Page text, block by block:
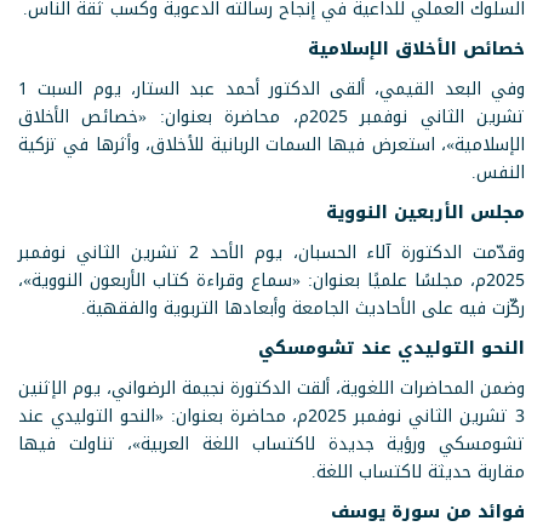
السلوك العملي للداعية في إنجاح رسالته الدعوية وكسب ثقة الناس.
خصائص الأخلاق الإسلامية
وفي البعد القيمي، ألقى الدكتور أحمد عبد الستار، يوم السبت 1
تشرين الثاني نوفمبر 2025م، محاضرة بعنوان: «خصائص الأخلاق
الإسلامية»، استعرض فيها السمات الربانية للأخلاق، وأثرها في تزكية
النفس.
مجلس الأربعين النووية
وقدّمت الدكتورة آلاء الحسبان، يوم الأحد 2 تشرين الثاني نوفمبر
2025م، مجلسًا علميًا بعنوان: «سماع وقراءة كتاب الأربعون النووية»،
ركّزت فيه على الأحاديث الجامعة وأبعادها التربوية والفقهية.
النحو التوليدي عند تشومسكي
وضمن المحاضرات اللغوية، ألقت الدكتورة نجيمة الرضواني، يوم الإثنين
3 تشرين الثاني نوفمبر 2025م، محاضرة بعنوان: «النحو التوليدي عند
تشومسكي ورؤية جديدة لاكتساب اللغة العربية»، تناولت فيها
مقاربة حديثة لاكتساب اللغة.
فوائد من سورة يوسف